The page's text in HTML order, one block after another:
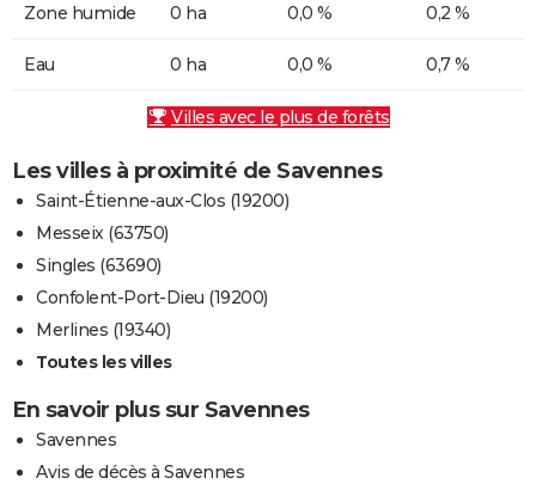
Zone humide 0 ha 0,0 % 0,2 %
Eau 0 ha 0,0 % 0,7 %
Villes avec le plus de forêts
Les villes à proximité de Savennes
Saint-Étienne-aux-Clos (19200)
Messeix (63750)
Singles (63690)
Confolent-Port-Dieu (19200)
Merlines (19340)
Toutes les villes
En savoir plus sur Savennes
Savennes
Avis de décès à Savennes